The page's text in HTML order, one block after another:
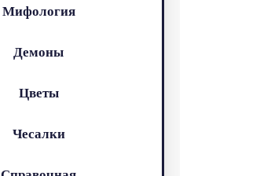
Мифология
Демоны
Цветы
Чесалки